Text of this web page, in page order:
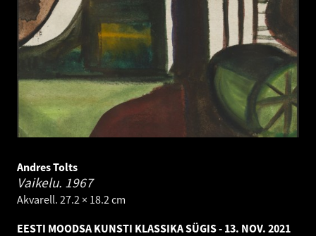
Andres Tolts
Vaikelu. 1967
Akvarell. 27.2 × 18.2 cm
EESTI MOODSA KUNSTI KLASSIKA SÜGIS - 13. NOV. 2021